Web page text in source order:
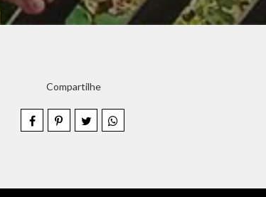
Compartilhe